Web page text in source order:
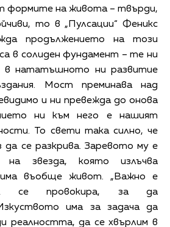
формите на живота – твърди,
то в „Пулсации“ Феникс
продължението на този
в солиден фундамент – те ни
в нататъшното ни развитие
Мост преминава над
и ни превежда до онова
ни към него е нашият
То свети така силно, че
да се разкрива. Заревото му е
на звезда, която излъчва
въобще живот. „Важно е
се провокира, за да
има за задача да
реалността, да се хвърлим в